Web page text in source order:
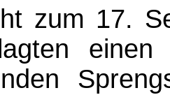
zum 17.